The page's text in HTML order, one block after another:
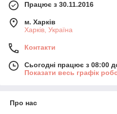
Працює з 30.11.2016
м. Харків
Харків, Україна
Контакти
Сьогодні працює з 08:00
Показати весь графік
Про нас